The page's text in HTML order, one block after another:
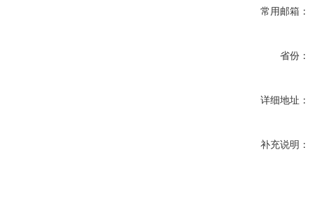
常用邮箱：
省份：
详细地址：
补充说明：